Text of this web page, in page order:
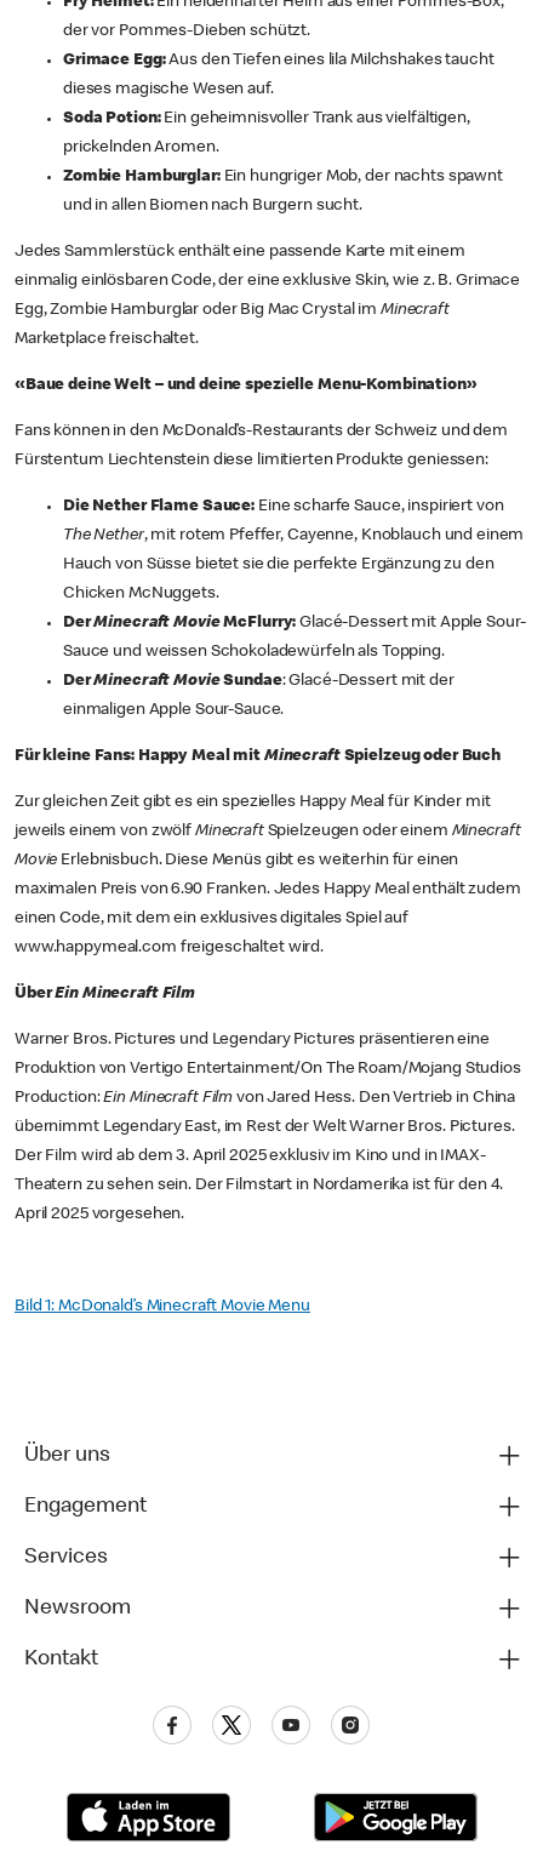
der vor Pommes-Dieben schützt.
Grimace Egg:Aus den Tiefen eines lila Milchshakes taucht
dieses magische Wesen auf.
Soda Potion: Ein geheimnisvoller Trank aus vielfältigen,
prickelnden Aromen.
Zombie Hamburglar: Ein hungriger Mob, der nachts spawnt
und in allen Biomen nach Burgern sucht.
Jedes Sammlerstück enthält eine passende Karte mit einem
einmalig einlösbaren Code, der eine exklusive Skin, wie z. B. Grimace
Egg, Zombie Hamburglar oder Big Mac Crystal im Minecraft
Marketplace freischaltet.
«Baue deine Welt – und deine spezielle Menu-Kombination»
Fans können in den McDonald’s-Restaurants der Schweiz und dem
Fürstentum Liechtenstein diese limitierten Produkte geniessen:
Die Nether Flame Sauce: Eine scharfe Sauce, inspiriert von
The Nether, mit rotem Pfeffer, Cayenne, Knoblauch und einem
Hauch von Süsse bietet sie die perfekte Ergänzung zu den
Chicken McNuggets.
DerMinecraft MovieMcFlurry:Glacé-Dessert mit Apple Sour-
Sauce und weissen Schokoladewürfeln als Topping.
DerMinecraft MovieSundae: Glacé-Dessert mit der
einmaligen Apple Sour-Sauce.
Für kleine Fans: Happy Meal mit Minecraft Spielzeug oder Buch
Zur gleichen Zeit gibt es ein spezielles Happy Meal für Kinder mit
jeweils einem von zwölf MinecraftSpielzeugen oder einem Minecraft
Movie Erlebnisbuch. Diese Menüs gibt es weiterhin für einen
maximalen Preis von 6.90 Franken. Jedes Happy Meal enthält zudem
einen Code, mit dem ein exklusives digitales Spiel auf
www.happymeal.com freigeschaltet wird.
ÜberEin Minecraft Film
Warner Bros. Pictures und Legendary Pictures präsentieren eine
Produktion von Vertigo Entertainment/On The Roam/Mojang Studios
Production:Ein Minecraft Film von Jared Hess. Den Vertrieb in China
übernimmt Legendary East, im Rest der Welt Warner Bros. Pictures.
Der Film wird ab dem 3. April 2025 exklusiv im Kino und in IMAX-
Theatern zu sehen sein. Der Filmstart in Nordamerika ist für den 4.
April 2025 vorgesehen.
Bild 1: McDonald’s Minecraft Movie Menu
Über uns
Engagement
Services
Newsroom
Kontakt